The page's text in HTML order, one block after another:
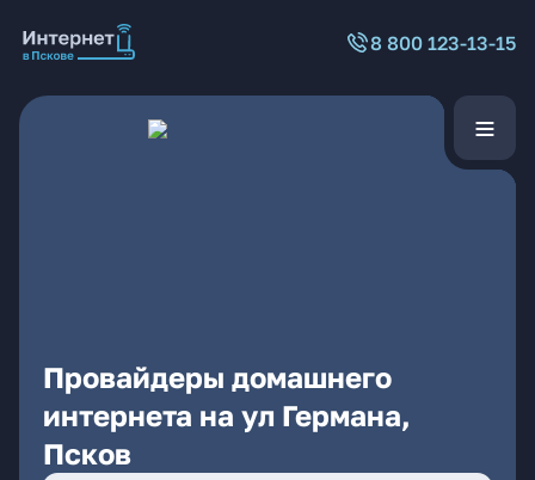
8 800 123-13-15
Провайдеры домашнего
интернета на ул Германа,
Псков